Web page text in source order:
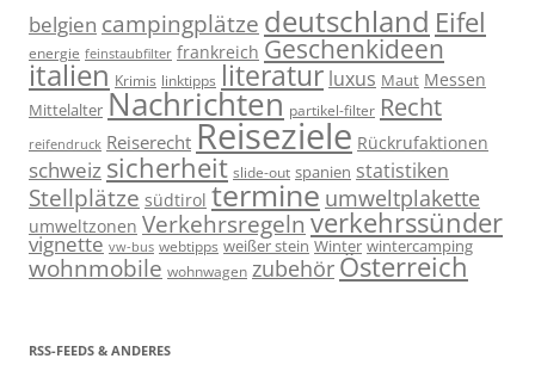
belgien campingplätze deutschland Eifel
energie feinstaubfilter frankreich Geschenkideen
italien Krimis linktipps literatur luxus Maut Messen
Mittelalter Nachrichten partikel-filter Recht
reifendruck Reiserecht Reiseziele Rückrufaktionen
schweiz sicherheit slide-out spanien statistiken
Stellplätze südtirol termine umweltplakette
umweltzonen Verkehrsregeln verkehrssünder
vignette vw-bus webtipps weißer stein Winter wintercamping
wohnmobile wohnwagen zubehör Österreich
RSS-FEEDS & ANDERES